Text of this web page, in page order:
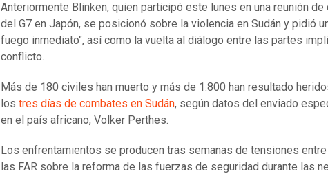
Anteriormente Blinken, quien participó este lunes en una reunión de
del G7 en Japón, se posicionó sobre la violencia en Sudán y pidió
fuego inmediato", así como la vuelta al diálogo entre las partes
conflicto.
Más de 180 civiles han muerto y más de 1.800 han resultado
los tres días de combates en Sudán, según datos del enviado
en el país africano, Volker Perthes.
Los enfrentamientos se producen tras semanas de tensiones
las FAR sobre la reforma de las fuerzas de seguridad durante las